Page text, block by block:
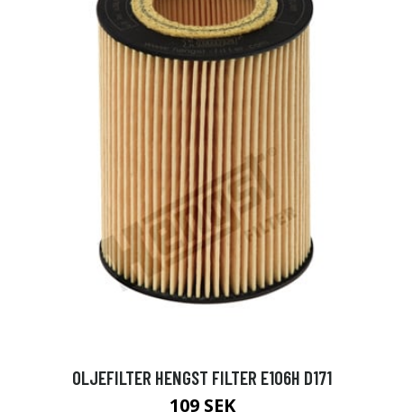
OLJEFILTER HENGST FILTER E106H D171
109 SEK